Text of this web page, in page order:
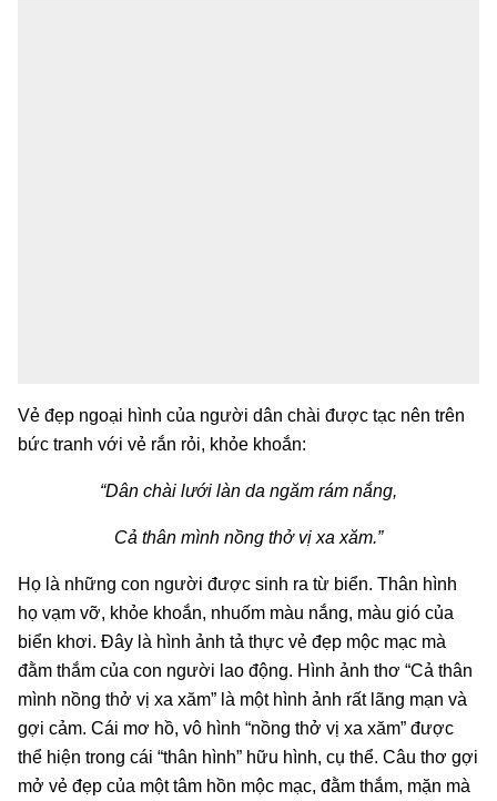
Vẻ đẹp ngoại hình của người dân chài được tạc nên trên
bức tranh với vẻ rắn rỏi, khỏe khoắn:
“Dân chài lưới làn da ngăm rám nắng,
Cả thân mình nồng thở vị xa xăm.”
Họ là những con người được sinh ra từ biển. Thân hình
họ vạm vỡ, khỏe khoắn, nhuốm màu nắng, màu gió của
biển khơi. Đây là hình ảnh tả thực vẻ đẹp mộc mạc mà
đằm thắm của con người lao động. Hình ảnh thơ “Cả thân
mình nồng thở vị xa xăm” là một hình ảnh rất lãng mạn và
gợi cảm. Cái mơ hồ, vô hình “nồng thở vị xa xăm” được
thể hiện trong cái “thân hình” hữu hình, cụ thể. Câu thơ gợi
mở vẻ đẹp của một tâm hồn mộc mạc, đằm thắm, mặn mà